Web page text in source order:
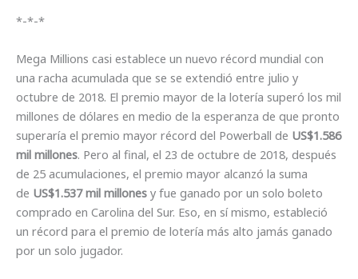
*-*-*
Mega Millions casi establece un nuevo récord mundial con
una racha acumulada que se se extendió entre julio y
octubre de 2018. El premio mayor de la lotería superó los mil
millones de dólares en medio de la esperanza de que pronto
superaría el premio mayor récord del Powerball de US$1.586
mil millones. Pero al final, el 23 de octubre de 2018, después
de 25 acumulaciones, el premio mayor alcanzó la suma
de US$1.537 mil millones y fue ganado por un solo boleto
comprado en Carolina del Sur. Eso, en sí mismo, estableció
un récord para el premio de lotería más alto jamás ganado
por un solo jugador.